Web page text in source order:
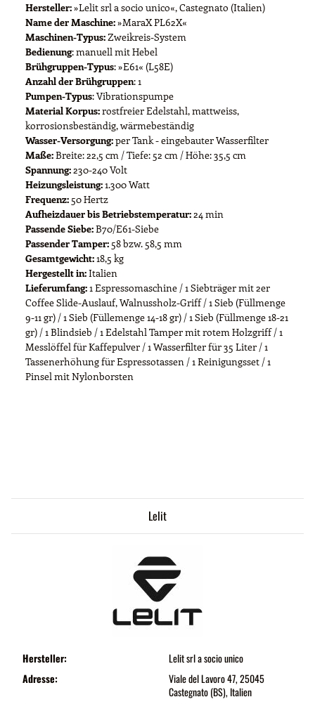
Hersteller:»Lelit srl a socio unico«, Castegnato (Italien)
Name der Maschine:»MaraX PL62X«
Maschinen-Typus:Zweikreis-System
Bedienung: manuell mit Hebel
Brühgruppen-Typus: »E61« (L58E)
Anzahl der Brühgruppen: 1
Pumpen-Typus: Vibrationspumpe
Material Korpus:rostfreier Edelstahl, mattweiss,
korrosionsbeständig, wärmebeständig
Wasser-Versorgung:per Tank - eingebauter Wasserfilter
Maße:Breite: 22,5 cm / Tiefe: 52 cm / Höhe: 35,5 cm
Spannung:230-240 Volt
Heizungsleistung:1.300 Watt
Frequenz: 50 Hertz
Aufheizdauer bis Betriebstemperatur:24 min
Passende Siebe:B70/E61-Siebe
Passender Tamper: 58 bzw. 58,5 mm
Gesamtgewicht:18,5 kg
Hergestellt in:Italien
Lieferumfang:1 Espressomaschine / 1 Siebträger mit 2er
Coffee Slide-Auslauf, Walnussholz-Griff / 1 Sieb (Füllmenge
9-11 gr) / 1 Sieb (Füllemenge 14-18 gr) / 1 Sieb (Füllmenge 18-21
gr) / 1 Blindsieb / 1 Edelstahl Tamper mit rotem Holzgriff / 1
Messlöffel für Kaffepulver / 1 Wasserfilter für 35 Liter / 1
Tassenerhöhung für Espressotassen / 1 Reinigungsset / 1
Pinsel mit Nylonborsten
Lelit
Hersteller:
Lelit srl a socio unico
Adresse:
Viale del Lavoro 47, 25045
Castegnato (BS), Italien